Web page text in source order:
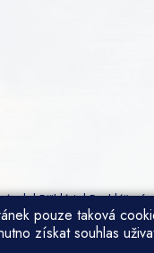
|Přihlásit|Prohlášení
pouze taková
získat souhlas